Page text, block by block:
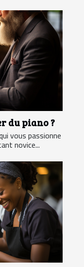
du piano ?
vous passionne
novice...